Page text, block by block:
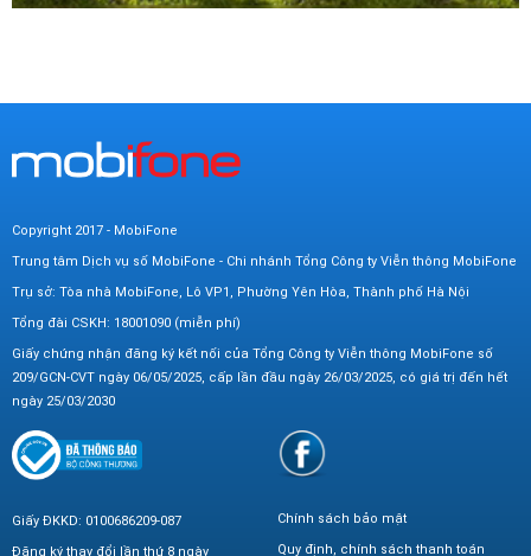
Copyright 2017 - MobiFone
Trung tâm Dịch vụ số MobiFone - Chi nhánh Tổng Công ty Viễn thông MobiFone
Trụ sở: Tòa nhà MobiFone, Lô VP1, Phường Yên Hòa, Thành phố Hà Nội
Tổng đài CSKH: 18001090 (miễn phí)
Giấy chứng nhận đăng ký kết nối của Tổng Công ty Viễn thông MobiFone số
209/GCN-CVT ngày 06/05/2025, cấp lần đầu ngày 26/03/2025, có giá trị đến hết
ngày 25/03/2030
Giấy ĐKKD: 0100686209-087
Đăng ký thay đổi lần thứ 8 ngày
Chính sách bảo mật
Quy định, chính sách thanh toán